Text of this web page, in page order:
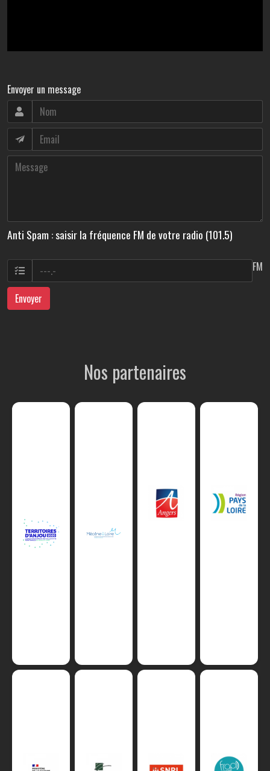
Envoyer un message
Anti Spam : saisir la fréquence FM de votre radio (101.5)
FM
Envoyer
Nos partenaires